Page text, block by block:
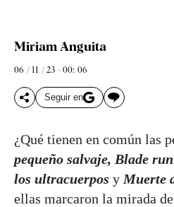
Miriam Anguita
06 / 11 / 23 - 00: 06
Seguir en
¿Qué tienen en común las
pequeño salvaje, Blade
los ultracuerpos y Muerte
ellas marcaron la mirada